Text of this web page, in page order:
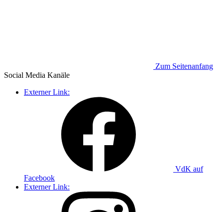
Zum Seitenanfang
Social Media Kanäle
Externer Link:
VdK auf
Facebook
Externer Link: